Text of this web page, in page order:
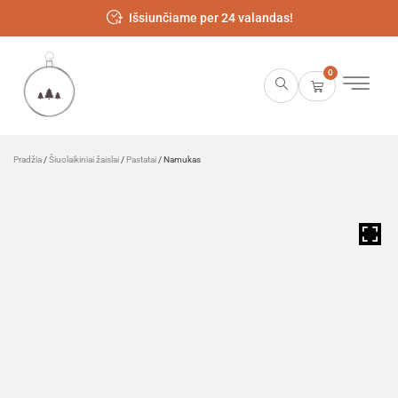
Išsiunčiame per 24 valandas!
0
Pradžia /Šiuolaikiniai žaislai / Pastatai / Namukas